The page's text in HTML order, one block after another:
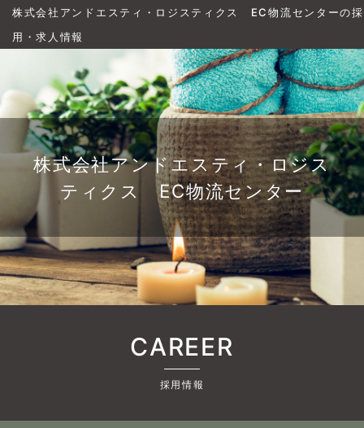
株式会社アンドエスティ・ロジスティクス EC物流センターの採
用・求人情報
株式会社アンドエスティ・ロジス
ティクス EC物流センター
CAREER
採用情報